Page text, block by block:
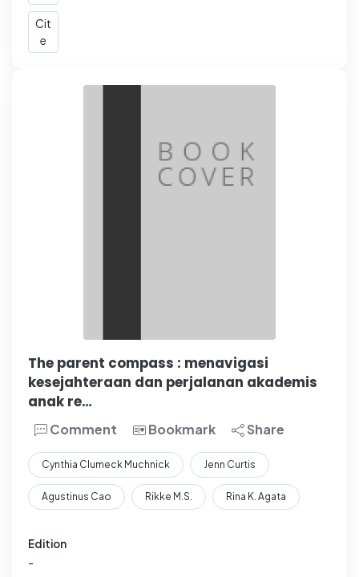
Cit
e
The parent compass : menavigasi
kesejahteraan dan perjalanan akademis
anak re…
Comment Bookmark Share
Cynthia Clumeck Muchnick Jenn Curtis
Agustinus Cao Rikke M.S. Rina K. Agata
Edition
-